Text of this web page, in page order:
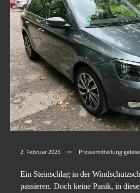
2. Februar 2025 Pressemitteilung
Ein Steinschlag in der
passieren. Doch keine Panik, in